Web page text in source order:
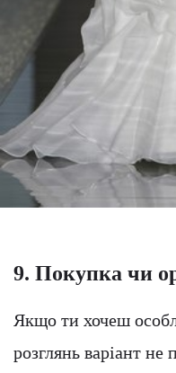
9. Покупка чи
Якщо ти хочеш
розглянь варіант не